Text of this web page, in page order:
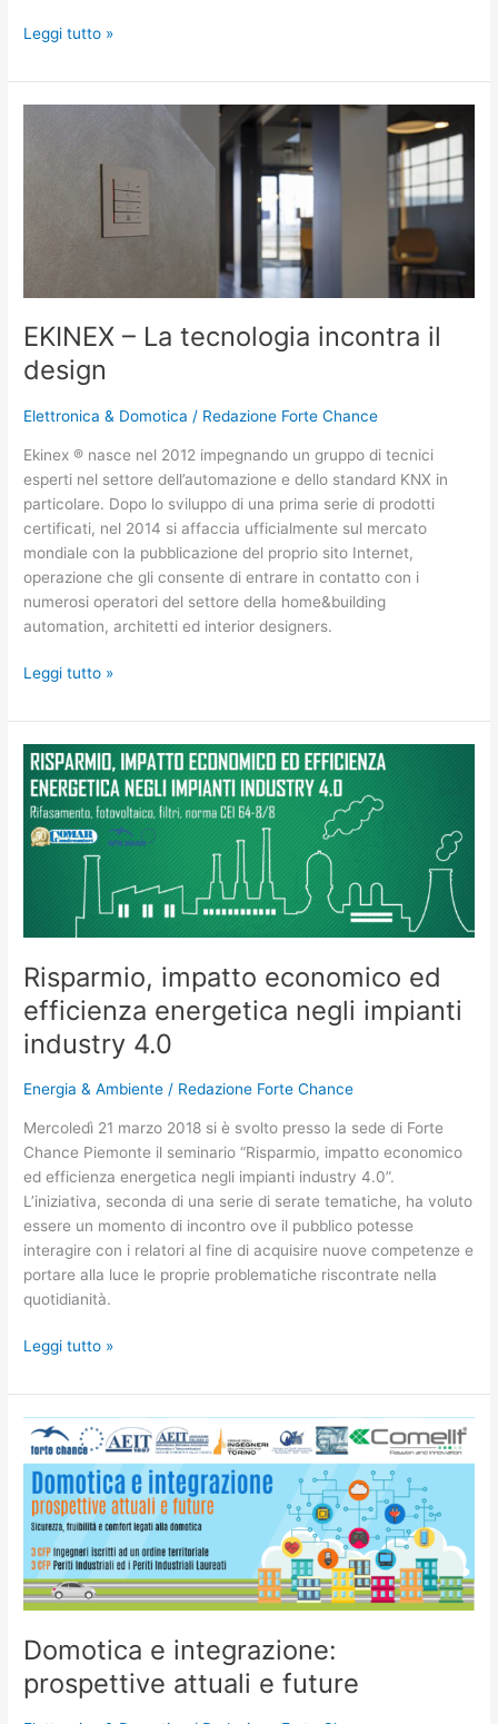
Leggi tutto »
EKINEX – La tecnologia incontra il
design
Elettronica & Domotica / Redazione Forte Chance
Ekinex ® nasce nel 2012 impegnando un gruppo di tecnici
esperti nel settore dell’automazione e dello standard KNX in
particolare. Dopo lo sviluppo di una prima serie di prodotti
certificati, nel 2014 si affaccia ufficialmente sul mercato
mondiale con la pubblicazione del proprio sito Internet,
operazione che gli consente di entrare in contatto con i
numerosi operatori del settore della home&building
automation, architetti ed interior designers.
Leggi tutto »
Risparmio, impatto economico ed
efficienza energetica negli impianti
industry 4.0
Energia & Ambiente / Redazione Forte Chance
Mercoledì 21 marzo 2018 si è svolto presso la sede di Forte
Chance Piemonte il seminario “Risparmio, impatto economico
ed efficienza energetica negli impianti industry 4.0”.
L’iniziativa, seconda di una serie di serate tematiche, ha voluto
essere un momento di incontro ove il pubblico potesse
interagire con i relatori al fine di acquisire nuove competenze e
portare alla luce le proprie problematiche riscontrate nella
quotidianità.
Risparmio,
impatto
economico
ed
efficienza
energetica
negli
impianti
4.0
Leggi tutto »
Domotica e integrazione:
prospettive attuali e future
Domotica
e
integrazione:
prospettive
attuali
e
future